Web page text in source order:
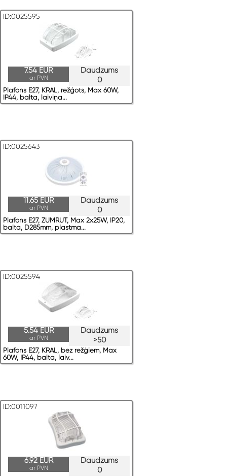
ID:0025595
Daudzums
0
7.54 EUR
ar PVN
Plafons E27, KRAL, režģots, Max 60W,
IP44, balta, laiviņa...
ID:0025643
Daudzums
0
11.65 EUR
ar PVN
Plafons E27, ZUMRUT, Max 2x25W, IP20,
balta, D285mm, plastma...
ID:0025594
Daudzums
>50
5.54 EUR
ar PVN
Plafons E27, KRAL, bez režģiem, Max
60W, IP44, balta, laiv...
ID:0011097
Daudzums
0
6.92 EUR
ar PVN